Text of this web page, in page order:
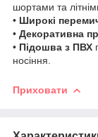
шортами та
• Широкі
• Декоративна
• Підошва з ПВХ
носіння.
Приховати